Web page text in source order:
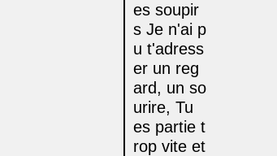
es soupir
s Je n'ai p
u t'adress
er un reg
ard, un so
urire, Tu
es partie t
rop vite et